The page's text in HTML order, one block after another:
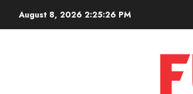
August 8, 2026 2:25:27 PM